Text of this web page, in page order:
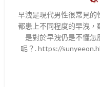
早洩是現代男性很常見的
都患上不同程度的早洩，
是對於早洩仍是不懂怎
呢？. https://